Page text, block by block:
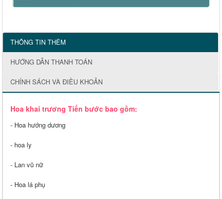
THÔNG TIN THÊM
HƯỚNG DẪN THANH TOÁN
CHÍNH SÁCH VÀ ĐIỀU KHOẢN
Hoa khai trương Tiến bước bao gồm:
- Hoa hướng dương
- hoa ly
- Lan vũ nữ
- Hoa lá phụ